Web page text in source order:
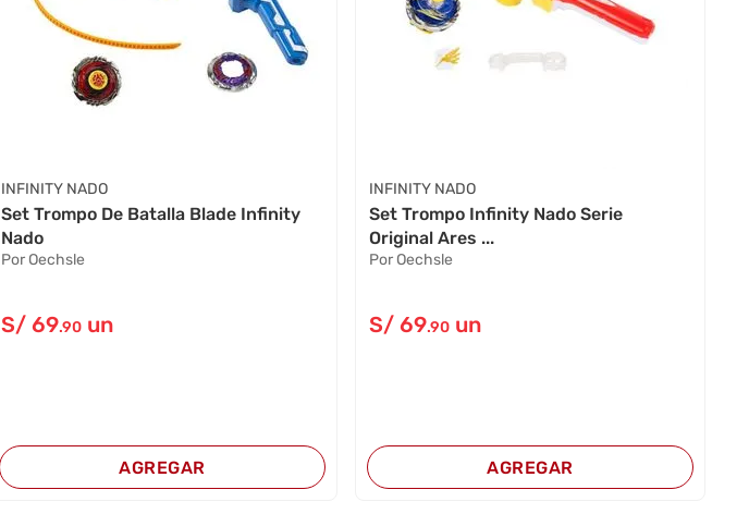
INFINITY NADO
Set Trompo De Batalla Blade Infinity
Nado
Por Oechsle
S/69.90 un
AGREGAR
INFINITY NADO
Set Trompo Infinity Nado Serie
Original Ares ...
Por Oechsle
S/ 69.90 un
AGREGAR